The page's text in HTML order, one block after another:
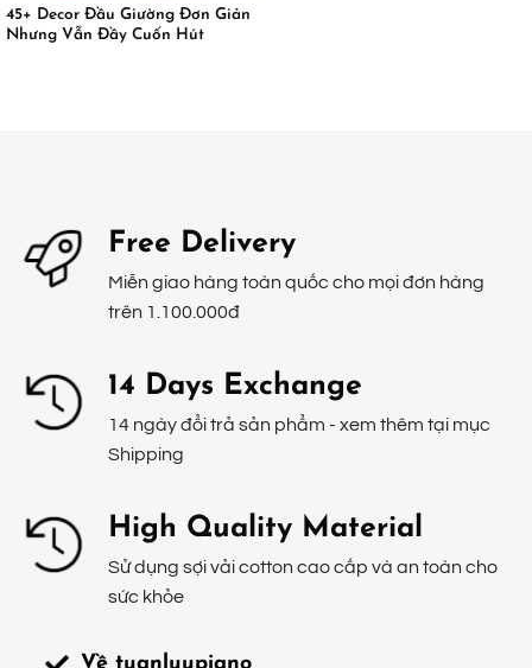
45+ Decor Đầu Giường Đơn Giản
Nhưng Vẫn Đầy Cuốn Hút
Free Delivery
Miễn giao hàng toàn quốc cho mọi đơn hàng
trên 1.100.000đ
14 Days Exchange
14 ngày đổi trả sản phẩm - xem thêm tại mục
Shipping
High Quality Material
Sử dụng sợi vải cotton cao cấp và an toàn cho
sức khỏe